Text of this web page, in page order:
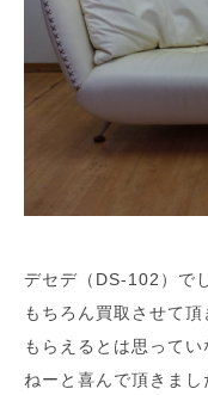
デセデ（DS-102）で
もちろん買取させて
もらえるとは思って
ねーと喜んで頂きまし